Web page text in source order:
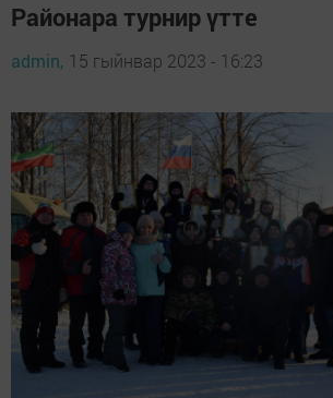
Районара турнир үтте
admin, 15 гыйнвар 2023 - 16:23